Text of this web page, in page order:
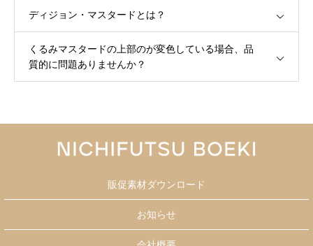
ディジョン・マスタードとは？
くるみマスタードの上部のが変色している場合、品
質的に問題ありませんか？
販促素材ダウンロード
お知らせ